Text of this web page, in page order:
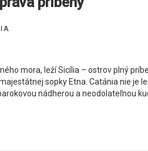
mora, leží Sicília – ostrov plný
sopky Etna. Catánia nie je
nádherou a neodolateľnou